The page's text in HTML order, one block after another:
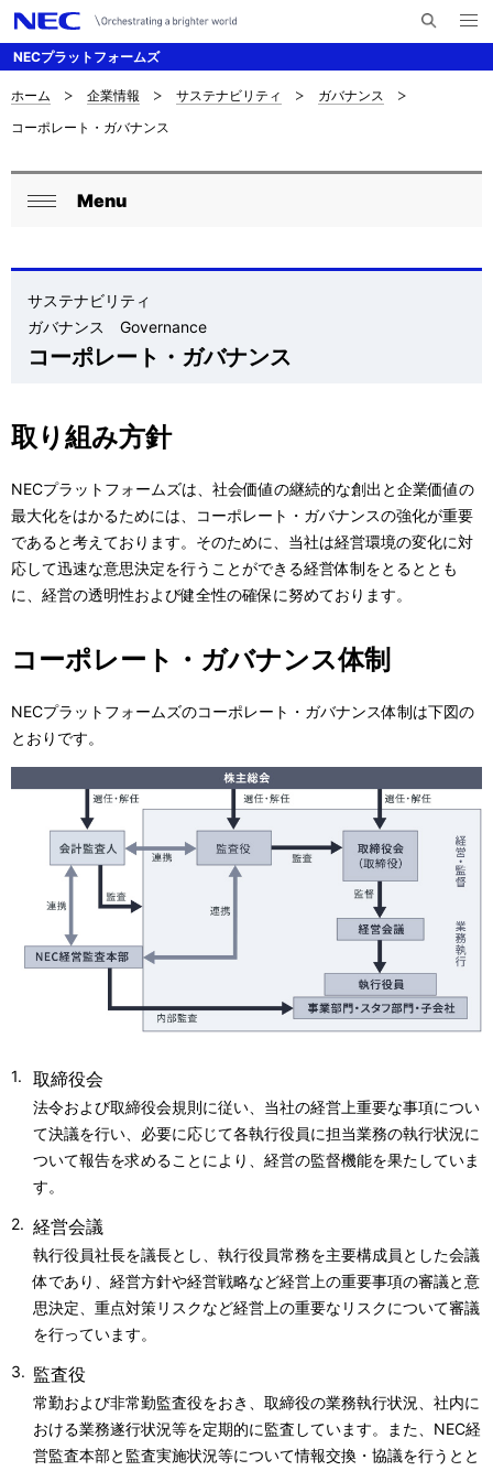
NECプラットフォームズ
メ
ニ
ナ
ビ
ゲ
ョ
サ
イ
ト
の
現
在
置
表
示
し
い
ま
す
。
ホーム 企業情報 サステナビリティ
ガバナンス
コーポレート・ガバナンス
ロ
カ
ル
ナ
ゲ
ー
シ
ョ
Menu
コーポレート・ガバナンス
サステナビリティ
ガバナンス Governance
取り組み方針
NECプラットフォームズは、社会価値の継続的な創出と企業価値の
最大化をはかるためには、コーポレート・ガバナンスの強化が重要
であると考えております。そのために、当社は経営環境の変化に対
応して迅速な意思決定を行うことができる経営体制をとるととも
に、経営の透明性および健全性の確保に努めております。
コーポレート・ガバナンス体制
NECプラットフォームズのコーポレート・ガバナンス体制は下図の
とおりです。
取締役会
法令および取締役会規則に従い、当社の経営上重要な事項につい
て決議を行い、必要に応じて各執行役員に担当業務の執行状況に
ついて報告を求めることにより、経営の監督機能を果たしていま
す。
経営会議
執行役員社長を議長とし、執行役員常務を主要構成員とした会議
体であり、経営方針や経営戦略など経営上の重要事項の審議と意
思決定、重点対策リスクなど経営上の重要なリスクについて審議
を行っています。
監査役
常勤および非常勤監査役をおき、取締役の業務執行状況、社内に
おける業務遂行状況等を定期的に監査しています。また、NEC経
営監査本部と監査実施状況等について情報交換・協議を行うとと